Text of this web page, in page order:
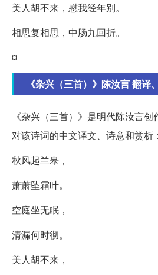
美人胡不来，慰我经年别。
相思复相思，中肠九回折。
¤
《杂兴（三首）》陈汝言 翻译
《杂兴（三首）》是明代陈汝言
对该诗词的中文译文、诗意和赏析：
秋风起兰皋，
萧萧坠霜叶。
空庭坐无眠，
清漏何时彻。
美人胡不来，